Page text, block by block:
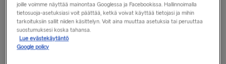
Missään paikassa ei äänitetä ääntä. Saniteettitilat eivät kuulu
valvonnan piiriin.
Heti kun tulet alueelle, jossa suoritetaan videovalvontaa,
joille voimme näyttää mainontaa Googlessa ja Facebookissa. Hallinnoimalla
tietosuoja-asetuksiasi voit päättää, ketkä voivat käyttää tietojasi ja mihin
tarkoituksiin sallit niiden käsittelyn. Voit aina muuttaa asetuksia tai peruuttaa
suostumuksesi koska tahansa.
Lue evästekäytäntö
Google policy